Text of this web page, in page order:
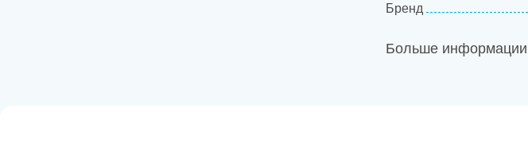
Бренд
Больше информации